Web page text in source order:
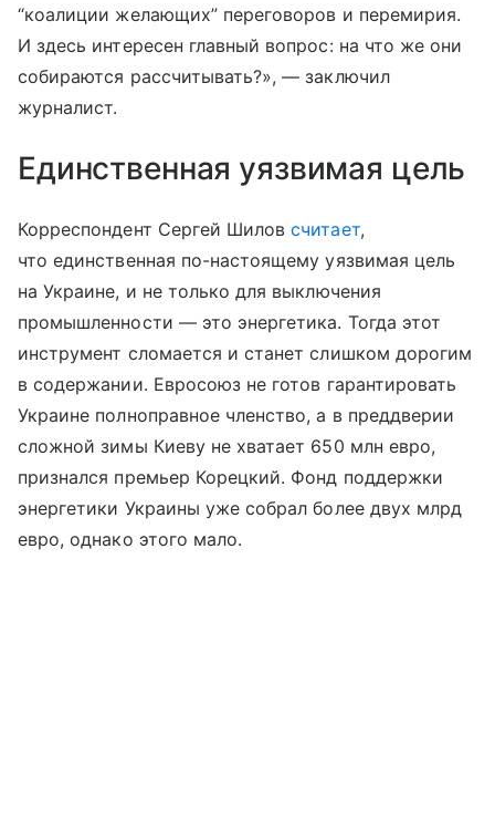
“коалиции желающих” переговоров и перемирия.
И здесь интересен главный вопрос: на что же они
собираются рассчитывать?», — заключил
журналист.
Единственная уязвимая цель
Корреспондент Сергей Шиловсчитает,
что единственная по-настоящему уязвимая цель
на Украине, и не только для выключения
промышленности — это энергетика. Тогда этот
инструмент сломается и станет слишком дорогим
в содержании. Евросоюз не готов гарантировать
Украине полноправное членство, а в преддверии
сложной зимы Киеву не хватает 650 млн евро,
признался премьер Корецкий. Фонд поддержки
энергетики Украины уже собрал более двух млрд
евро, однако этого мало.